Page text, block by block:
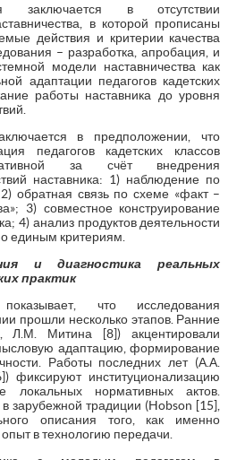
заключается в отсутствии
в которой прописаны
действия и критерии качества
– разработка, апробация, и
модели наставничества как
адаптации педагогов кадетских
работы наставника до уровня
в
предположении, что
педагогов кадетских классов
за счёт внедрения
наставника: 1) наблюдение по
обратная связь по схеме «факт –
3) совместное конструирование
4) анализ продуктов деятельности
единым критериям.
и диагностика реальных
практик
что исследования
прошли несколько этапов. Ранние
Л.М. Митина [8]) акцентировали
адаптацию, формирование
Работы последних лет (А.А.
фиксируют институционализацию
локальных нормативных актов.
зарубежной традиции (Hobson [15],
описания того, как именно
в технологию передачи.